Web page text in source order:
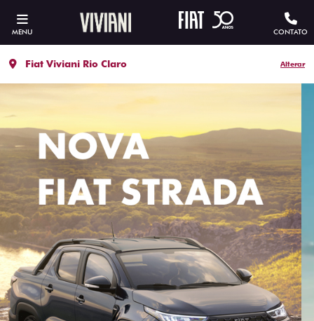
MENU CONTATO
Fiat Viviani Rio Claro Alterar